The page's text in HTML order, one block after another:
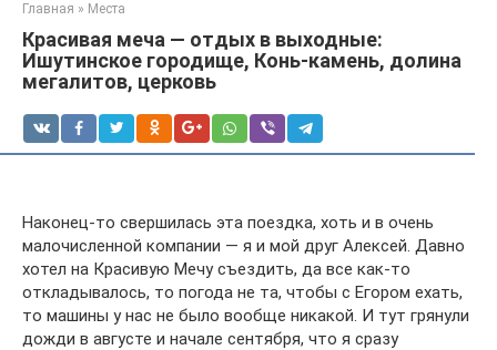
Главная » Места
Красивая меча — отдых в выходные:
Ишутинское городище, Конь-камень, долина
мегалитов, церковь
Наконец-то свершилась эта поездка, хоть и в очень
малочисленной компании — я и мой друг Алексей. Давно
хотел на Красивую Мечу съездить, да все как-то
откладывалось, то погода не та, чтобы с Егором ехать,
то машины у нас не было вообще никакой. И тут грянули
дожди в августе и начале сентября, что я сразу